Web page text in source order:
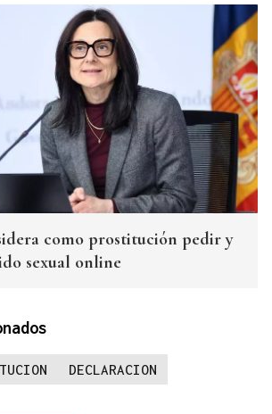
como prostitución pedir y
sexual online
DECLARACION